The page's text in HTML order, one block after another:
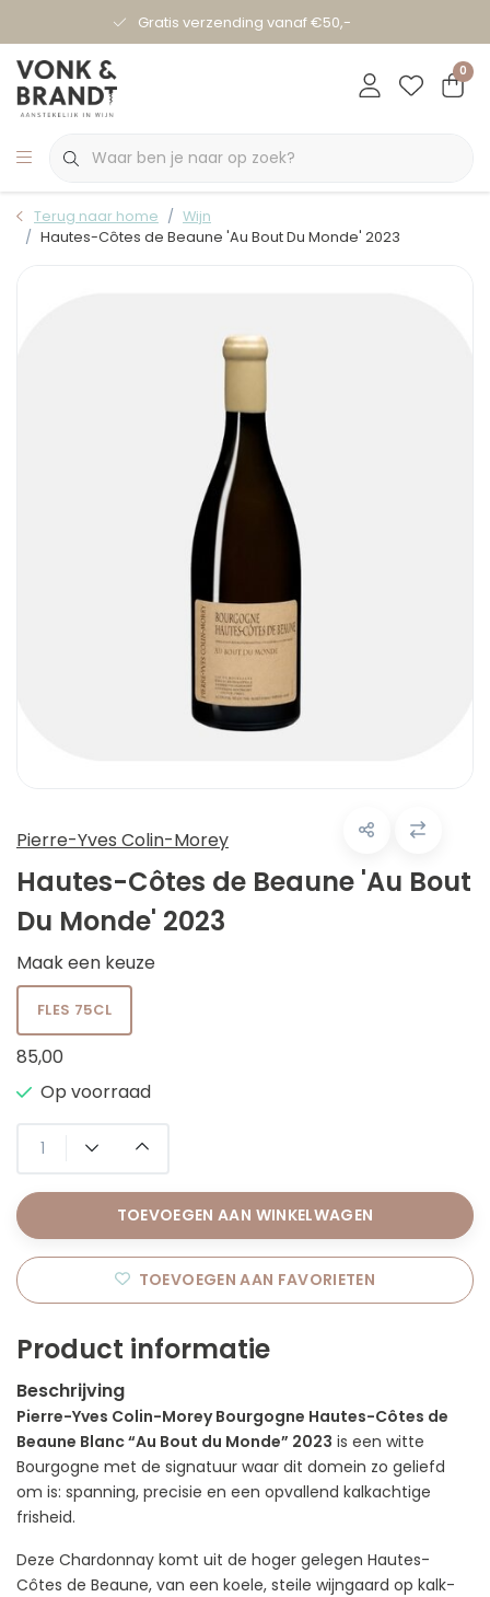
Gratis verzending vanaf €50,-
0
Terug naar home
Wijn
Hautes-Côtes de Beaune 'Au Bout Du Monde' 2023
Pierre-Yves Colin-Morey
Hautes-Côtes de Beaune 'Au Bout
Du Monde' 2023
Maak een keuze
FLES 75CL
85,00
Op voorraad
TOEVOEGEN AAN WINKELWAGEN
TOEVOEGEN AAN FAVORIETEN
Product informatie
Beschrijving
Pierre-Yves Colin-Morey Bourgogne Hautes-Côtes de
Beaune Blanc “Au Bout du Monde” 2023 is een witte
Bourgogne met de signatuur waar dit domein zo geliefd
om is: spanning, precisie en een opvallend kalkachtige
frisheid.
Deze Chardonnay komt uit de hoger gelegen Hautes-
Côtes de Beaune, van een koele, steile wijngaard op kalk-